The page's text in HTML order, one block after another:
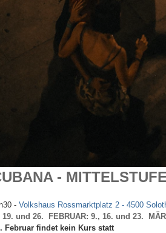
-
- Volkshaus Rossmarktplatz 2 - 4500
19. und 26. FEBRUAR: 9., 16. und 23.
Februar findet kein Kurs statt